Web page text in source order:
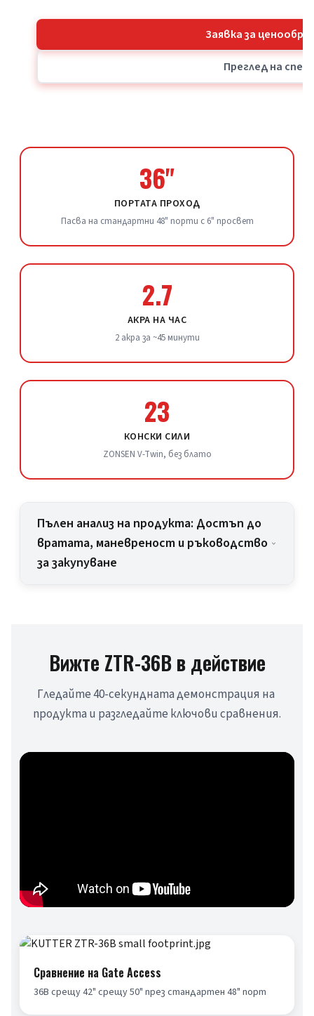
Заявка за
Преглед на
36"
ПОРТАТА ПРОХОД
Пасва на стандартни 48" порти с 6" просвет
2.7
АКРА НА ЧАС
2 акра за ~45 минути
23
КОНСКИ СИЛИ
ZONSEN V-Twin, без блато
Пълен анализ на продукта: Достъп до
вратата, маневреност и ръководство
за закупуване
Вижте ZTR-36B в действие
Гледайте 40-секундната демонстрация на
продукта и разгледайте ключови сравнения.
Сравнение на Gate Access
36B срещу 42" срещу 50" през стандартен 48" порт